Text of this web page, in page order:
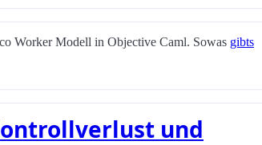
Worker Modell in Objective Caml. Sowas gibts
und